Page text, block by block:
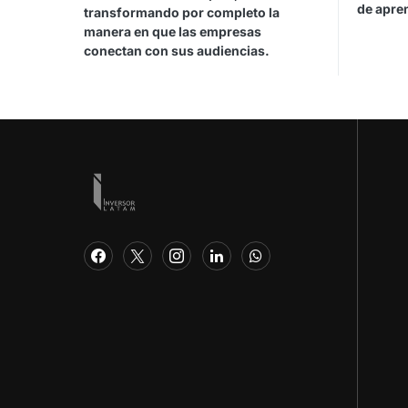
transformando por completo la
manera en que las empresas
conectan con sus audiencias.
de